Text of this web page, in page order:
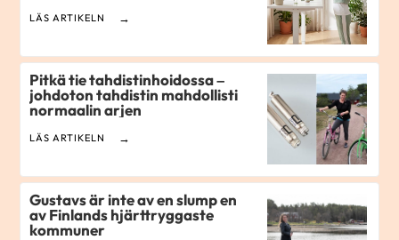
LÄS ARTIKELN
Pitkä tie tahdistinhoidossa –
johdoton tahdistin mahdollisti
normaalin arjen
LÄS ARTIKELN
Gustavs är inte av en slump en
av Finlands hjärttryggaste
kommuner